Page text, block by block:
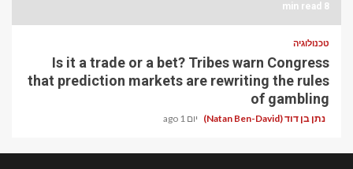
8 min read
טכנולוגיה
Is it a trade or a bet? Tribes warn Congress
that prediction markets are rewriting the rules
of gambling
נתן בן דוד (Natan Ben-David) יום 1 ago